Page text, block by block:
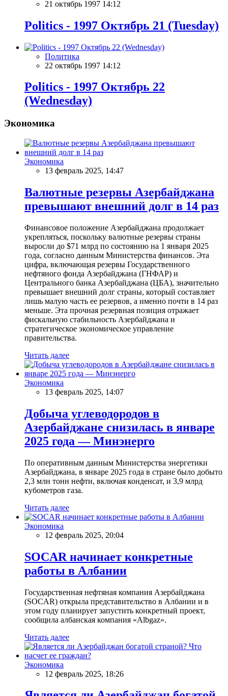
21 октябрь 1997 14:12
Politics - 1997 Октябрь 21 (Tuesday)
Политика
22 октябрь 1997 14:12
Politics - 1997 Октябрь 22
(Wednesday)
Экономика
Экономика
13 февраль 2025, 14:47
Валютные резервы Азербайджана
превышают внешний долг в 14 раз
Финансовое положение Азербайджана продолжает
укрепляться, поскольку валютные резервы страны
выросли до $71 млрд по состоянию на 1 января 2025
года, согласно данным Министерства финансов. Эта
цифра, включающая резервы Государственного
нефтяного фонда Азербайджана (ГНФАР) и
Центрального банка Азербайджана (ЦБА), значительно
превышает внешний долг страны, который составляет
лишь малую часть ее резервов, а именно почти в 14 раз
меньше. Эта прочная резервная позиция отражает
фискальную стабильность Азербайджана и
стратегическое экономическое управление
правительства.
Читать далее
Экономика
13 февраль 2025, 14:07
Добыча углеводородов в
Азербайджане снизилась в январе
2025 года — Минэнерго
По оперативным данным Министерства энергетики
Азербайджана, в январе 2025 года в стране было добыто
2,3 млн тонн нефти, включая конденсат, и 3,9 млрд
кубометров газа.
Читать далее
Экономика
12 февраль 2025, 20:04
SOCAR начинает конкретные
работы в Албании
Государственная нефтяная компания Азербайджана
(SOCAR) открыла представительство в Албании и в
этом году планирует запустить конкретный проект,
сообщила албанская компания «Albgaz».
Читать далее
Экономика
12 февраль 2025, 18:26